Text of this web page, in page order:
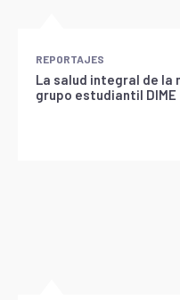
REPORTAJES
La salud integral de la
grupo estudiantil DIME